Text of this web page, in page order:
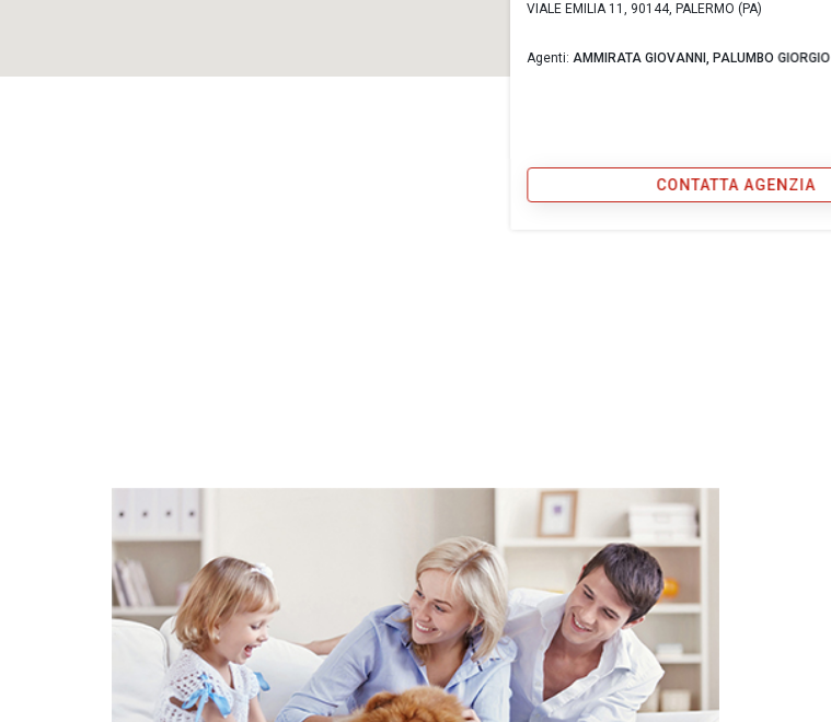
VIALE EMILIA 11, 90144, PALERMO (PA)
Agenti:AMMIRATA GIOVANNI, PALUMBO GIORGIO
CONTATTA AGENZIA